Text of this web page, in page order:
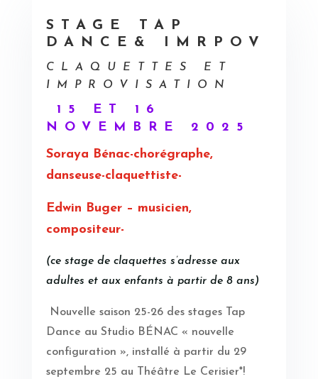
STAGE TAP
DANCE& IMRPOV
CLAQUETTES ET
IMPROVISATION
15 ET 16
NOVEMBRE 2025
Soraya Bénac-chorégraphe,
danseuse-claquettiste-
Edwin Buger – musicien,
compositeur-
(ce stage de claquettes s’adresse aux
adultes et aux enfants à partir de 8 ans)
Nouvelle saison 25-26 des stages Tap
Dance au Studio BÉNAC « nouvelle
configuration », installé à partir du 29
septembre 25 au Théâtre Le Cerisier*!